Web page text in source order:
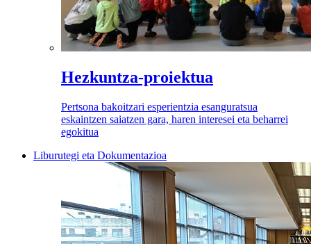
Hezkuntza-proiektua
Pertsona bakoitzari esperientzia esanguratsua
eskaintzen saiatzen gara, haren interesei eta beharrei
egokitua
Liburutegi eta Dokumentazioa